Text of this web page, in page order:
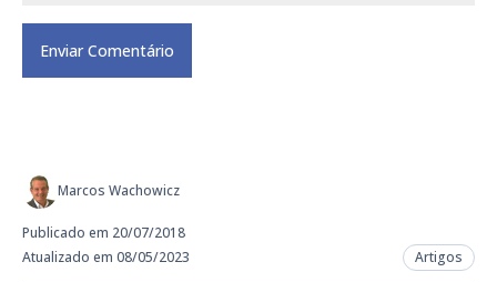
Marcos Wachowicz
Publicado em 20/07/2018
Atualizado em 08/05/2023
Artigos